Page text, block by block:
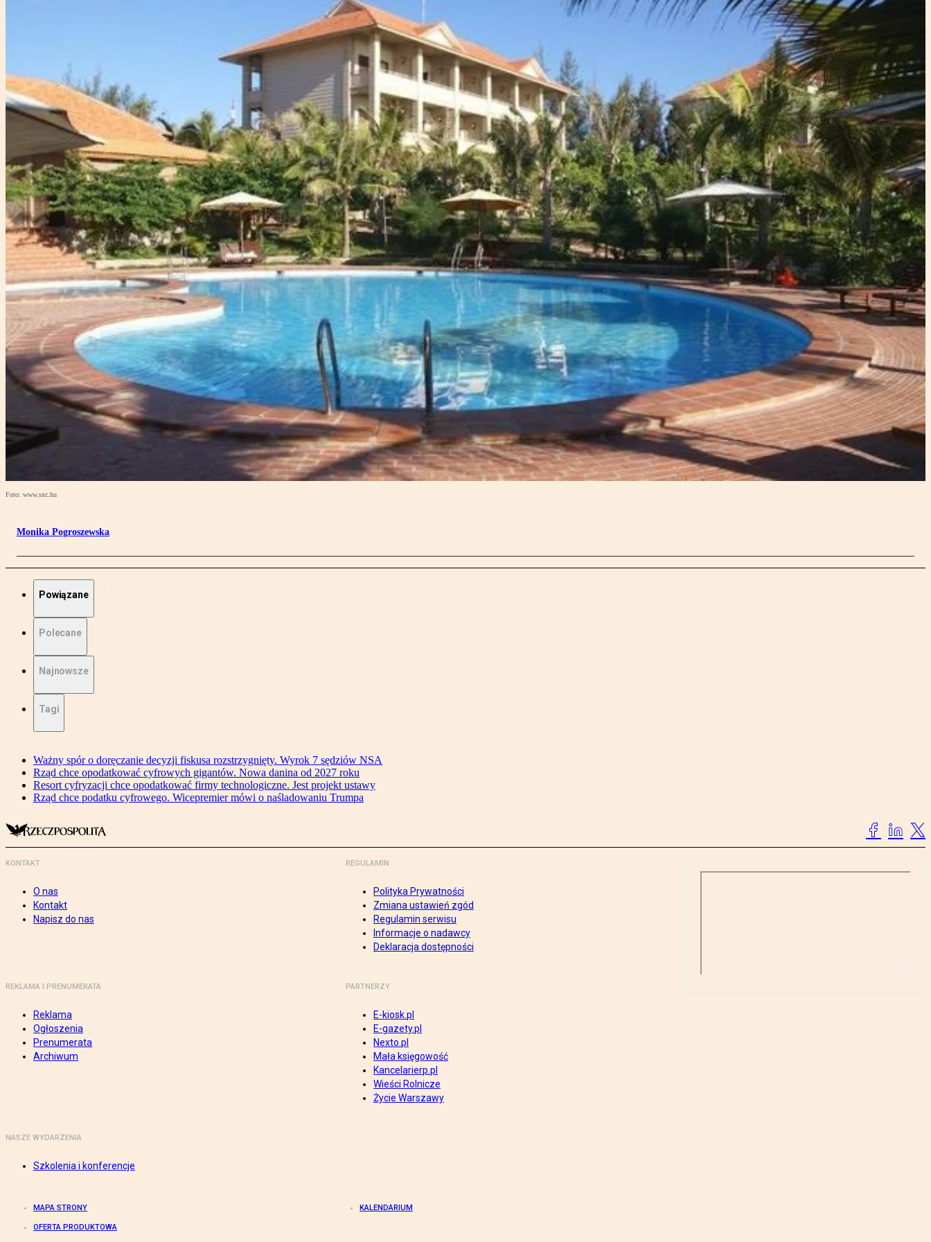
Foto: www.sxc.hu
Monika Pogroszewska
Powiązane
Polecane
Najnowsze
Tagi
Ważny spór o doręczanie decyzji fiskusa rozstrzygnięty. Wyrok 7 sędziów NSA
Rząd chce opodatkować cyfrowych gigantów. Nowa danina od 2027 roku
Resort cyfryzacji chce opodatkować firmy technologiczne. Jest projekt ustawy
Rząd chce podatku cyfrowego. Wicepremier mówi o naśladowaniu Trumpa
KONTAKT
O nas
Kontakt
Napisz do nas
REGULAMIN
Polityka Prywatności
Zmiana ustawień zgód
Regulamin serwisu
Informacje o nadawcy
Deklaracja dostępności
REKLAMA I PRENUMERATA
Reklama
Ogłoszenia
Prenumerata
Archiwum
PARTNERZY
E-kiosk.pl
E-gazety.pl
Nexto.pl
Mała księgowość
Kancelarierp.pl
Wieści Rolnicze
Życie Warszawy
NASZE WYDARZENIA
Szkolenia i konferencje
MAPA STRONY KALENDARIUM
OFERTA PRODUKTOWA